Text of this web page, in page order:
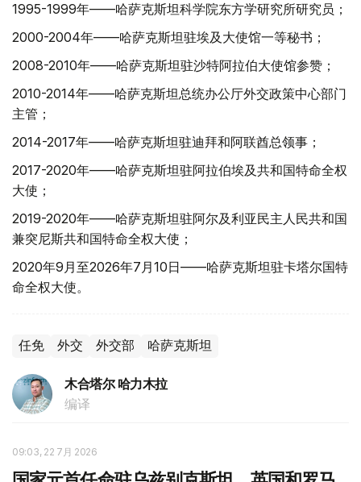
1995-1999年——哈萨克斯坦科学院东方学研究所研究员；
2000-2004年——哈萨克斯坦驻埃及大使馆一等秘书；
2008-2010年——哈萨克斯坦驻沙特阿拉伯大使馆参赞；
2010-2014年——哈萨克斯坦总统办公厅外交政策中心部门
主管；
2014-2017年——哈萨克斯坦驻迪拜和阿联酋总领事；
2017-2020年——哈萨克斯坦驻阿拉伯埃及共和国特命全权
大使；
2019-2020年——哈萨克斯坦驻阿尔及利亚民主人民共和国
兼突尼斯共和国特命全权大使；
2020年9月至2026年7月10日——哈萨克斯坦驻卡塔尔国特
命全权大使。
任免 外交 外交部 哈萨克斯坦
木合塔尔 哈力木拉
编译
09:03, 22 7月 2026